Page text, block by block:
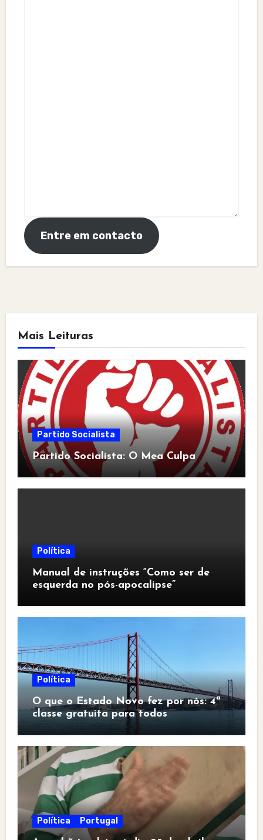
Entre em contacto
Mais Leituras
Partido Socialista
Partido Socialista: O Mea Culpa
Política
Manual de instruções “Como ser de
esquerda no pós-apocalipse”
Política
O que o Estado Novo fez por nós: 4ª
classe gratuita para todos
Política Portugal